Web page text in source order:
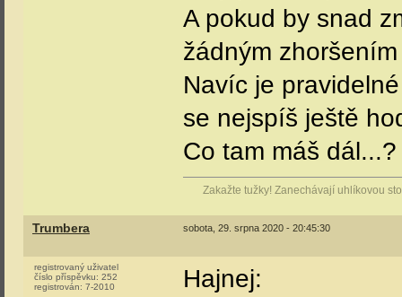
A pokud by snad
žádným
Navíc je
se nejspíš ještě
Co tam máš dál...?
Zakažte tužky! Zanechávají uhlíkovou
Trumbera sobota, 29. srpna 2020 - 20:45:30
registrovaný uživatel
číslo příspěvku: 252
registrován: 7-2010
Hajnej: